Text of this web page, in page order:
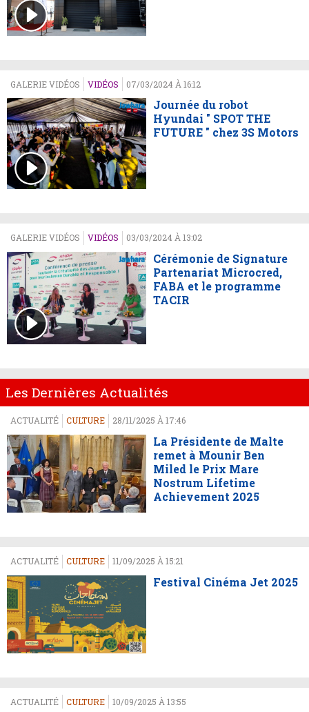
GALERIE VIDÉOS VIDÉOS 07/03/2024 À 16:12
Journée du robot
Hyundai " SPOT THE
FUTURE " chez 3S Motors
GALERIE VIDÉOS VIDÉOS 03/03/2024 À 13:02
Cérémonie de Signature
Partenariat Microcred,
FABA et le programme
TACIR
Les Dernières Actualités
ACTUALITÉ CULTURE 28/11/2025 À 17:46
La Présidente de Malte
remet à Mounir Ben
Miled le Prix Mare
Nostrum Lifetime
Achievement 2025
ACTUALITÉ CULTURE 11/09/2025 À 15:21
Festival Cinéma Jet 2025
ACTUALITÉ CULTURE 10/09/2025 À 13:55